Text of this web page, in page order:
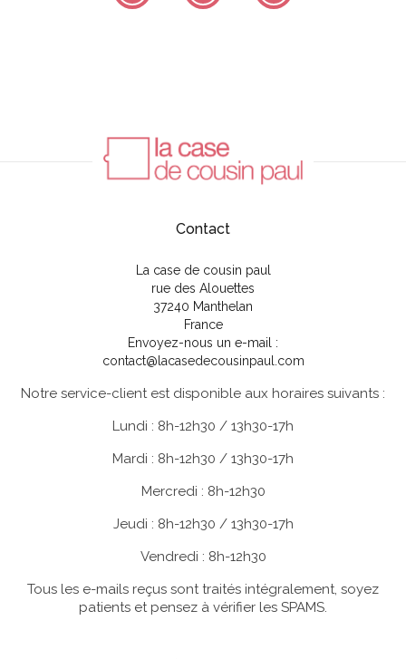
Contact
La case de cousin paul
rue des Alouettes
37240 Manthelan
France
Envoyez-nous un e-mail :
contact@lacasedecousinpaul.com
Notre service-client est disponible aux horaires suivants :
Lundi : 8h-12h30 / 13h30-17h
Mardi : 8h-12h30 / 13h30-17h
Mercredi : 8h-12h30
Jeudi : 8h-12h30 / 13h30-17h
Vendredi : 8h-12h30
Tous les e-mails reçus sont traités intégralement, soyez
patients et pensez à vérifier les SPAMS.